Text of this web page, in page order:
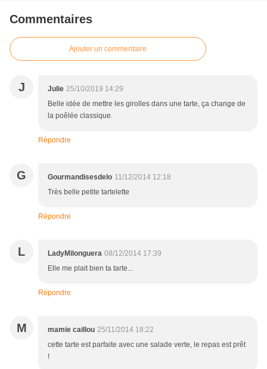
Commentaires
Ajouter un commentaire
J Julie 25/10/2019 14:29
Belle idée de mettre les girolles dans une tarte, ça change de
la poêlée classique.
Répondre
G Gourmandisesdelo 11/12/2014 12:18
Très belle petite tartelette
Répondre
L LadyMilonguera 08/12/2014 17:39
Elle me plait bien ta tarte...
Répondre
M mamie caillou 25/11/2014 18:22
cette tarte est parfaite avec une salade verte, le repas est prêt
!